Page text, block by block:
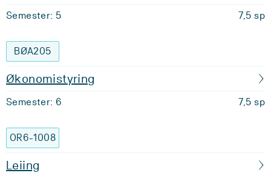
Semester: 5 7,5 sp
BØA205
Økonomistyring
Semester: 6 7,5 sp
OR6-1008
Leiing